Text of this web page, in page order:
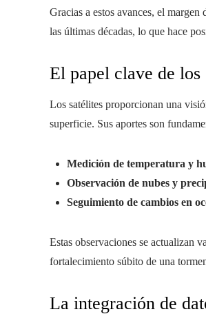
Gracias a estos avances, el
las últimas décadas, lo que hace
El papel clave de los
Los satélites proporcionan una
superficie. Sus aportes son
Medición de temperatura y
Observación de nubes y
Seguimiento de cambios en
Estas observaciones se actualizan
fortalecimiento súbito de una
La integración de